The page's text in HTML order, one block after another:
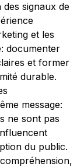
signaux de
et les
documenter
et former
durable.
message:
ne sont pas
du public.